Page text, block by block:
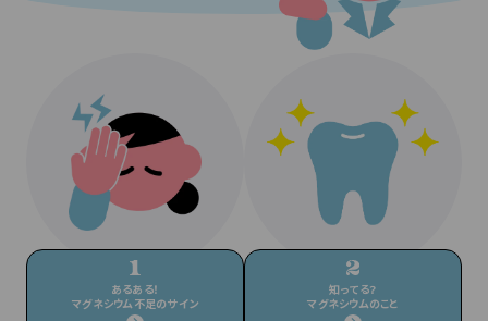
あるある！
マグネシウム不足のサイン
知ってる？
マグネシウムのこと